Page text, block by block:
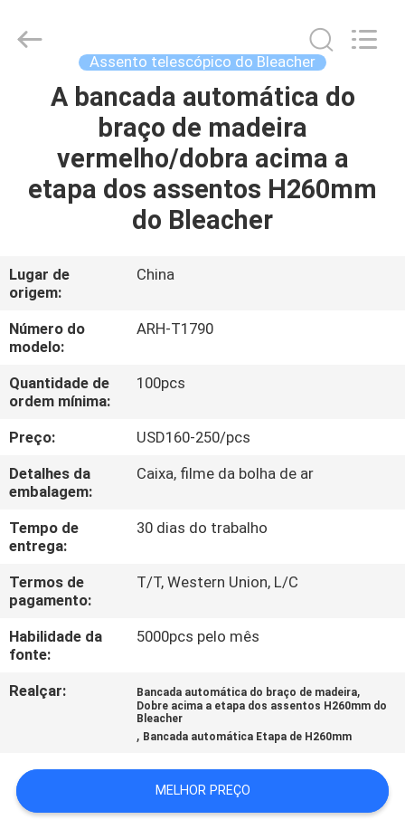
CASA
PRODUTOS
SOBRE
EXCURSÃO
DA
FÁBRICA
DA
QUALIDADE
CONTACTE-
NOS
BLOG
PEÇA
MAPA
Commercial
Co.,Ltd.
Assento telescópico do Bleacher
A bancada automática do
braço de madeira
vermelho/dobra acima a
etapa dos assentos H260mm
do Bleacher
Lugar de
origem:
China
Número do
modelo:
ARH-T1790
Quantidade de
ordem mínima:
100pcs
Preço:
USD160-250/pcs
Detalhes da
embalagem:
Caixa, filme da bolha de ar
Tempo de
entrega:
30 dias do trabalho
Termos de
pagamento:
T/T, Western Union, L/C
Habilidade da
fonte:
5000pcs pelo mês
Realçar: Bancada automática do braço de madeira,
Dobre acima a etapa dos assentos H260mm do
Bleacher
, Bancada automática Etapa de H260mm
MELHOR PREÇO